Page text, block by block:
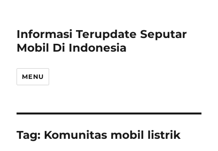
Informasi Terupdate Seputar
Mobil Di Indonesia
MENU
Tag: Komunitas mobil listrik